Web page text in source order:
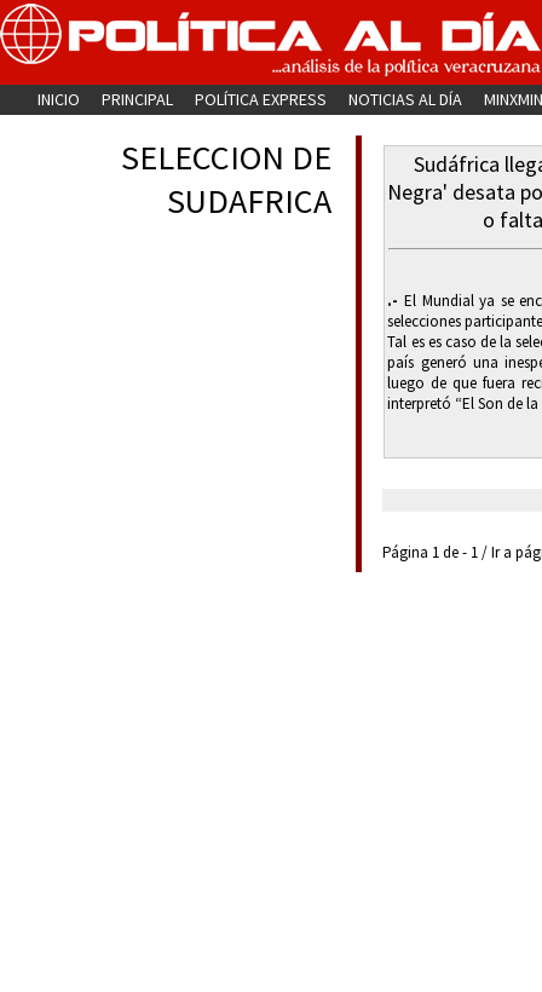
INICIO PRINCIPAL POLÍTICA EXPRESS NOTICIAS AL DÍA
SELECCION DE
SUDAFRICA
Sudáfrica
Negra' desata
o
.- El Mundial ya se
selecciones
Tal es es caso de la
país generó una
luego de que fuera
interpretó “El Son de la
Página 1 de - 1 / Ir a